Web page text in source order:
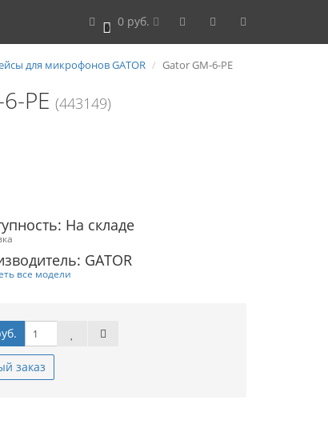
0 0 руб.
для микрофонов GATOR Gator GM-6-PE
PE(443149)
На складе
GATOR
все модели
заказ